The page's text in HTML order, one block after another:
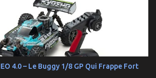
4.0 – Le Buggy 1/8 GP Qui Frappe Fort